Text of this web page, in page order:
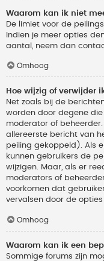
Waarom kan ik niet
De limiet voor de
Indien je meer opties
aantal, neem dan
Omhoog
Hoe wijzig of verwijder
Net zoals bij de
worden door degene
moderator of
allereerste bericht van
peiling gekoppeld). Als
kunnen gebruikers de
wijzigen. Maar, als er
moderators of
voorkomen dat
vervalsen door de opties
Omhoog
Waarom kan ik een
Sommige forums zijn